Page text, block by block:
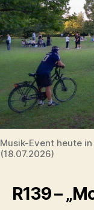
Musik-Event heute
(18.07.2026)
R139 –